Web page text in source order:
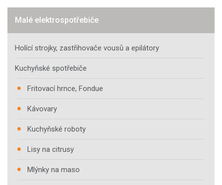
Malé elektrospotřebiče
Holící strojky, zastřihovače vousů a epilátory
Kuchyňské spotřebiče
Fritovací hrnce, Fondue
Kávovary
Kuchyňské roboty
Lisy na citrusy
Mlýnky na maso